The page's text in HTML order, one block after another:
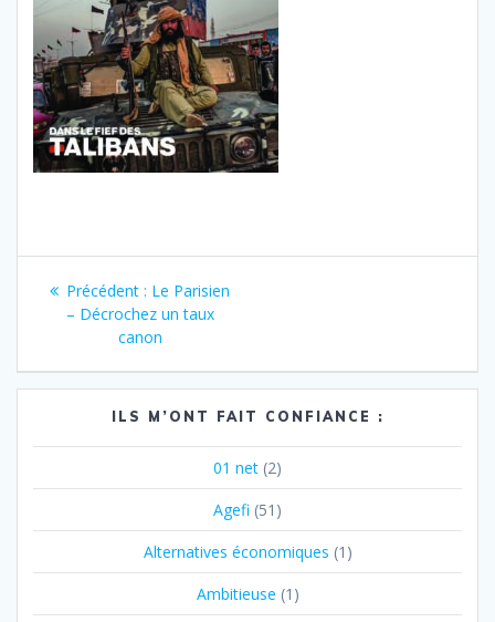
Navigation
l’article
Précédent : Article
précédent
:
Le Parisien
– Décrochez un taux
canon
ILS M’ONT FAIT CONFIANCE :
01 net (2)
Agefi (51)
Alternatives économiques (1)
Ambitieuse (1)